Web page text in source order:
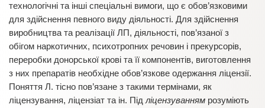
технологічні та інші спеціальні вимоги, що є обов’язковими
для здійснення певного виду діяльності. Для здійснення
виробництва та реалізації ЛП, діяльності, пов’язаної з
обігом наркотичних, психотропних речовин і прекурсорів,
переробки донорської крові та її компонентів, виготовлення
з них препаратів необхідне обов’язкове одержання ліцензії.
Поняття Л. тісно пов’язане з такими термінами, як
ліцензування, ліцензіат та ін. Під ліцензуванням розуміють